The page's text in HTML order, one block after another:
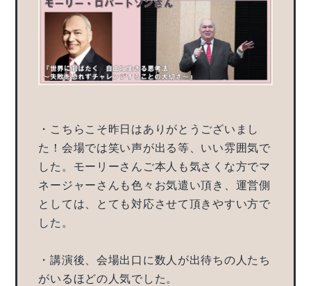
・こちらこそ昨日はありがとうございまし
た！会場では笑い声が出る等、いい雰囲気で
した。モーリーさんご本人も気さくな方でマ
ネージャーさんも色々お気遣い頂き、運営側
としては、とても対応させて頂きやすい方で
した。
・講演後、会場出口に数人が出待ちの人たち
がいるほどの人気でした。